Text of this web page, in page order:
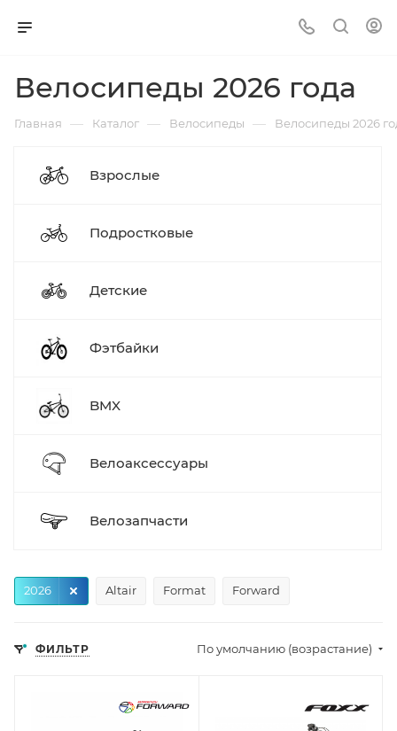
Велосипеды 2026 года
Главная — Каталог — Велосипеды — Велосипеды 2026
Взрослые
Подростковые
Детские
Фэтбайки
BMX
Велоаксессуары
Велозапчасти
Altair Format Forward
2026
ФИЛЬТР По умолчанию (возрастание)